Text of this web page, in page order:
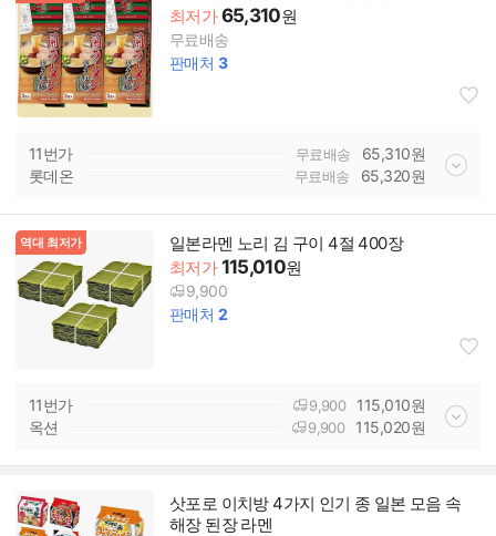
최저가65,310원
무료배송
판매처 3
11번가 무료배송 65,310원
롯데온
무료배송 65,320원
역대 최저가
일본라멘 노리 김 구이 4절 400장
최저가115,010원
9,900
판매처 2
11번가 9,900 115,010원
옥션
9,900 115,020원
삿포로 이치방 4가지 인기 종 일본 모음 속
해장 된장 라멘